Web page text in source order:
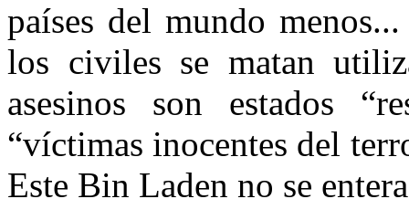
países del mundo
los civiles se matan
asesinos son estados
“víctimas inocentes del
Este Bin Laden no se